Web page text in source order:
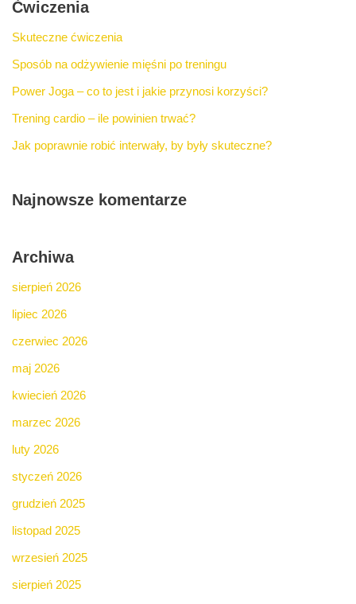
Ćwiczenia
Skuteczne ćwiczenia
Sposób na odżywienie mięśni po treningu
Power Joga – co to jest i jakie przynosi korzyści?
Trening cardio – ile powinien trwać?
Jak poprawnie robić interwały, by były skuteczne?
Najnowsze komentarze
Archiwa
sierpień 2026
lipiec 2026
czerwiec 2026
maj 2026
kwiecień 2026
marzec 2026
luty 2026
styczeń 2026
grudzień 2025
listopad 2025
wrzesień 2025
sierpień 2025